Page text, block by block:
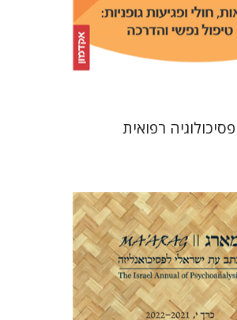
הנחת אתר ספר מודפס
פסיכולוגיה רפואית
דנה אמיר